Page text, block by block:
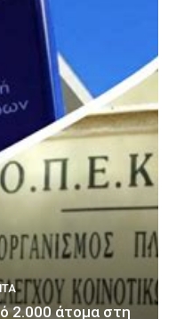
2.000 άτομα στη